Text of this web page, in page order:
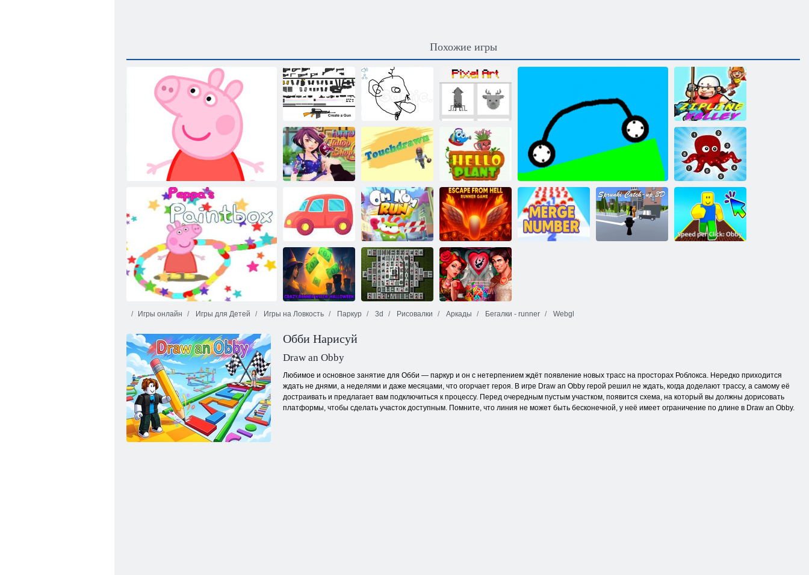
Похожие игры
Рисование со Свинкой Пеппой
Создай оружие Гартик.ио
Пиксельное
Искусство
Долина Линия
зигзаг
Веселый тату-
шоп
Прорисовка
тачдауна
Свинка Пеппа: красочная коробка
Привет,
растение
Точки в воде
Соедини точки
Игра для детей
Ам Ням: Бег Побег из ада
бегунья:
Хэллоуин
Игры онлайн Игры для Детей Игры на Ловкость Паркур 3d Рисовалки Аркады Бегалки - runner Webgl
Обби Нарисуй
Draw an Obby
Любимое и основное занятие для Обби — паркур и он с нетерпением ждёт появление новых трасс на просторах Роблокса. Нередко приходится
ждать не днями, а неделями и даже месяцами, что огорчает героя. В игре Draw an Obby герой решил не ждать, когда доделают трассу, а самому её
достраивать и предлагает вам подключиться к процессу. Перед очередным пустым участком, появится схема, на который вы должны дорисовать
платформы, чтобы сделать участок доступным. Помните, что линия не может быть бесконечной, у неё имеет ограничение по длине в Draw an Obby.